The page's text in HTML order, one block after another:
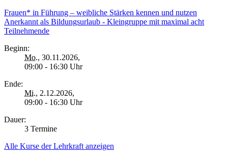
Frauen* in Führung – weibliche Stärken kennen und nutzen
Anerkannt als Bildungsurlaub - Kleingruppe mit maximal acht
Teilnehmende
Beginn:
Mo., 30.11.2026,
09:00 - 16:30 Uhr
Ende:
Mi., 2.12.2026,
09:00 - 16:30 Uhr
Dauer:
3 Termine
Alle Kurse der Lehrkraft anzeigen